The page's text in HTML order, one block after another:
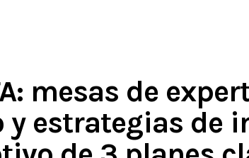
mesas de
estrategias de